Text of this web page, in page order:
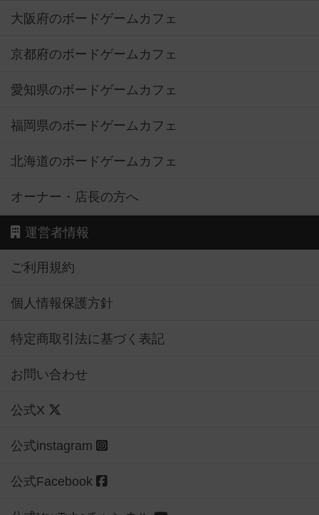
大阪府のボードゲームカフェ
京都府のボードゲームカフェ
愛知県のボードゲームカフェ
福岡県のボードゲームカフェ
北海道のボードゲームカフェ
オーナー・店長の方へ
運営者情報
ご利用規約
個人情報保護方針
特定商取引法に基づく表記
お問い合わせ
公式X
公式instagram
公式Facebook